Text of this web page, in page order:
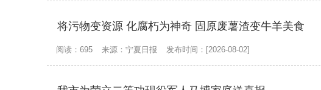
将污物变资源 化腐朽为神奇 固原废薯渣变牛羊美食
阅读：695 来源：宁夏日报 发布时间：[2026-08-02]